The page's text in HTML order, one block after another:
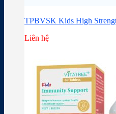
TPBVSK Kids High
Liên hệ